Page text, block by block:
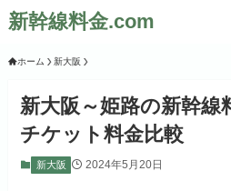
新幹線料金.com
ホーム 新大阪
新大阪～姫路の新幹線
チケット料金比較
新大阪 2024年5月20日